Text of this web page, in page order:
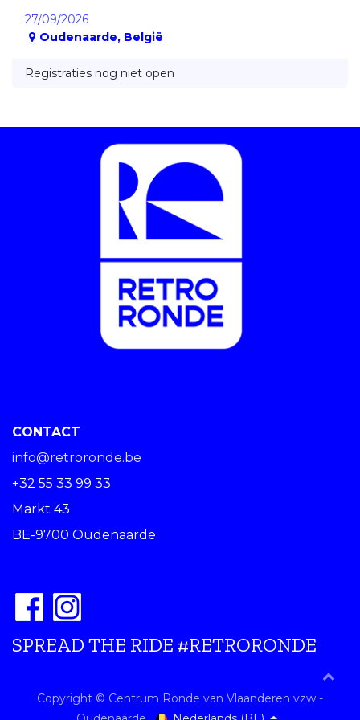
27/09/2026
Oudenaarde, België
Registraties nog niet open
CONTACT
info@retroronde.be
+32 55 33 99 33
Markt 43
BE-9700 Oudenaarde
SPREAD THE RIDE #RETRORONDE
Copyright © Centrum Ronde van Vlaanderen vzw -